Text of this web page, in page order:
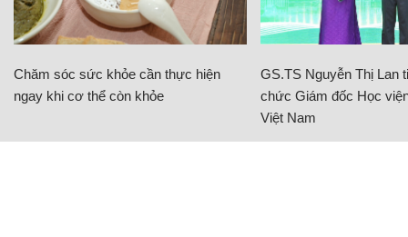
Chăm sóc sức khỏe cần thực hiện
ngay khi cơ thể còn khỏe
GS.TS Nguyễn Thị Lan
chức Giám đốc Học
Việt Nam